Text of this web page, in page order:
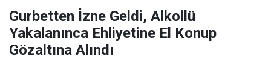
Gurbetten İzne Geldi, Alkollü
Yakalanınca Ehliyetine El Konup
Gözaltına Alındı